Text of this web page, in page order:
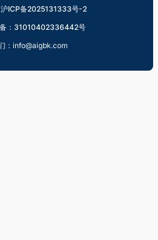
沪ICP备2025131333号-2
：31010402336442号
：info@aigbk.com